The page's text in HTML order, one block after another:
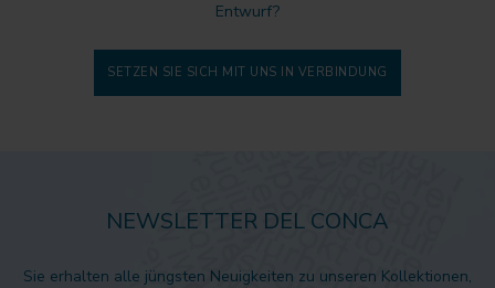
Entwurf?
SETZEN SIE SICH MIT UNS IN VERBINDUNG
NEWSLETTER DEL CONCA
Sie erhalten alle jüngsten Neuigkeiten zu unseren Kollektionen,